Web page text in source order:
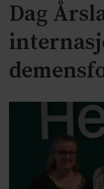
Dag